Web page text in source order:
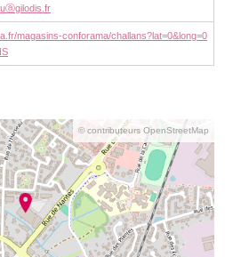
magasins-conforama/challans?lat=0&long=0
© contributeurs OpenStreetMap